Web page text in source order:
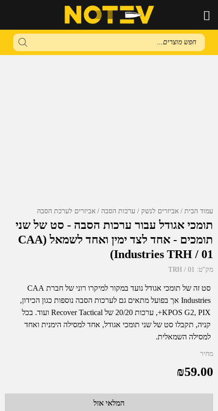
Products
search
עמוד הבית אביזרים לנשק ערכות הסבה אביזרים לערכת הסבה
תומכי אגודל עבור ערכות הסבה - סט של שני
תומכים - אחד לצד ימין ואחד לשמאל (CAA
Industries TRH / 01)
מק"ט: TRH / 01
סט זה של תומכי אגודל נועד במקור למיקרו רוני של חברת CAA
Industries אך בפועל מתאים גם לערכות הסבה נוספות כגון הכידון,
KPOS G2, PIX+, ערכות 20/20 של Recover Tactical ועוד. בכל
קניה, תקבלו סט של שני תומכי אגודל, אחד למסילה הימנית ואחד
למסילה השמאלית.
מחיר
₪59.00
המלאי אזל